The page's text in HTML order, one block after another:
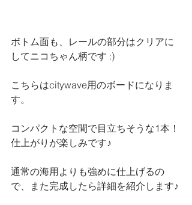
ボトム面も、レールの部分はクリアに
してニコちゃん柄です :)
こちらはcitywave用のボードになりま
す。
コンパクトな空間で目立ちそうな1本！
仕上がりが楽しみです♪
通常の海用よりも強めに仕上げるの
で、また完成したら詳細を紹介します♪